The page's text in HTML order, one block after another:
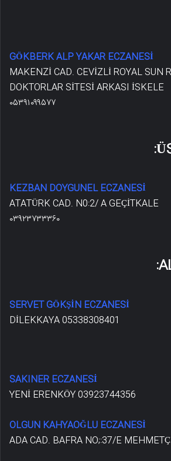
GÖKBERK ALP YAKAR ECZANESİ
MAKENZİ CAD. CEVİZLİ ROYAL SUN
DOKTORLAR SİTESİ ARKASI İSKELE
۰۵۳۹۱۰۹۹۵۷۷
KEZBAN DOYGUNEL ECZANESİ
ATATÜRK CAD. N0:2/ A GEÇİTKALE
۰۳۹۲۳۷۳۳۳۶۰
SERVET GÖKŞİN ECZANESİ
DİLEKKAYA 05338308401
SAKINER ECZANESİ
YENİ ERENKÖY 03923744356
OLGUN KAHYAOĞLU ECZANESİ
ADA CAD. BAFRA NO;:37/E